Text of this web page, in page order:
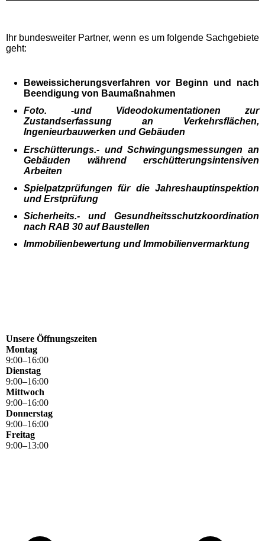
Ihr bundesweiter Partner, wenn es um folgende Sachgebiete
geht:
Beweissicherungsverfahren vor Beginn und nach
Beendigung von Baumaßnahmen
Foto. -und Videodokumentationen zur
Zustandserfassung an Verkehrsflächen,
Ingenieurbauwerken und Gebäuden
Erschütterungs.- und Schwingungsmessungen an
Gebäuden während erschütterungsintensiven
Arbeiten
Spielpatzprüfungen für die Jahreshauptinspektion
und Erstprüfung
Sicherheits.- und Gesundheitsschutzkoordination
nach RAB 30 auf Baustellen
Immobilienbewertung und Immobilienvermarktung
Unsere Öffnungszeiten
Montag
9:00–16:00
Dienstag
9:00–16:00
Mittwoch
9:00–16:00
Donnerstag
9:00–16:00
Freitag
9:00–13:00